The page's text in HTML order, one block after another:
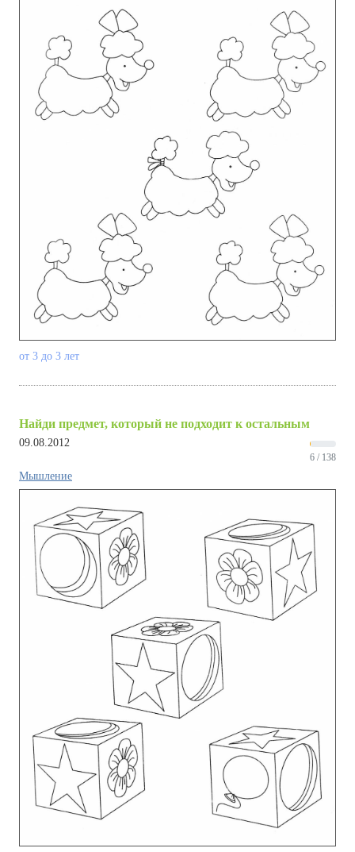
от 3 до 3 лет
Найди предмет, который не подходит к остальным
09.08.2012
6 / 138
Мышление